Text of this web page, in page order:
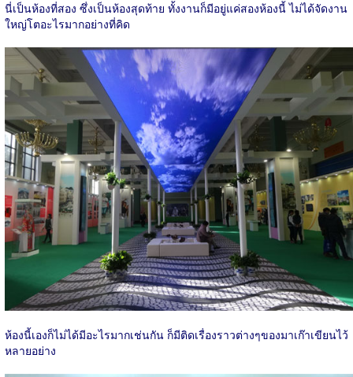
นี่เป็นห้องที่สอง ซึ่งเป็นห้องสุดท้าย ทั้งงานก็มีอยู่แค่สองห้องนี้ ไม่ได้จัดงาน
ใหญ่โตอะไรมากอย่างที่คิด
ห้องนี้เองก็ไม่ได้มีอะไรมากเช่นกัน ก็มีติดเรื่องราวต่างๆของมาเก๊าเขียนไว้
หลายอย่าง